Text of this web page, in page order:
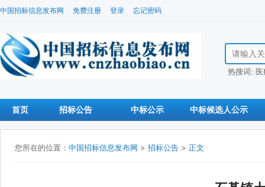
中国招标信息发布网 免费注册 登录 忘记密码
搜索招标信
热搜词:
首页 招标公告 中标公示 中标候选人公示
您所在的位置： 中国招标信息发布网 > 招标公告 > 正文